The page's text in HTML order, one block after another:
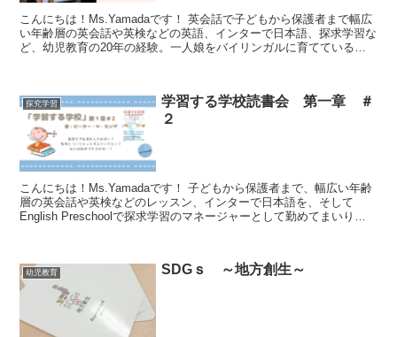
こんにちは！Ms.Yamadaです！ 英会話で子どもから保護者まで幅広
い年齢層の英会話や英検などの英語、インターで日本語、探求学習な
ど、幼児教育の20年の経験。一人娘をバイリンガルに育てている幼
探究学習
学習する学校読書会 第一章 ＃
２
こんにちは！Ms.Yamadaです！ 子どもから保護者まで、幅広い年齢
層の英会話や英検などのレッスン、インターで日本語を、そして
English Preschoolで探求学習のマネージャーとして勤めてまいりま
幼児教育 SDGｓ ～地方創生～